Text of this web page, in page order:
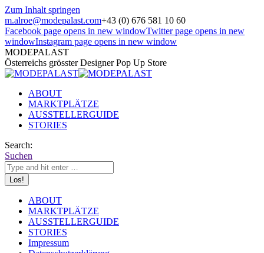
Zum Inhalt springen
m.alroe@modepalast.com+43 (0) 676 581 10 60
Facebook page opens in new windowTwitter page opens in new
windowInstagram page opens in new window
MODEPALAST
Österreichs grösster Designer Pop Up Store
ABOUT
MARKTPLÄTZE
AUSSTELLERGUIDE
STORIES
Search:
Suchen
ABOUT
MARKTPLÄTZE
AUSSTELLERGUIDE
STORIES
Impressum